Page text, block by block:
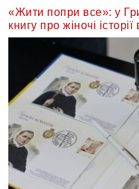
«Жити попри все»: у
книгу про жіночі